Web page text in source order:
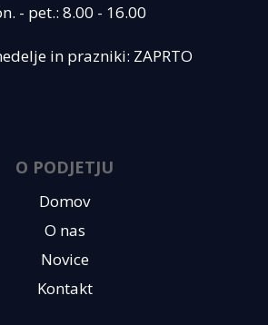
- pet.: 8.00 - 16.00
in prazniki: ZAPRTO
O PODJETJU
Domov
O nas
Novice
Kontakt